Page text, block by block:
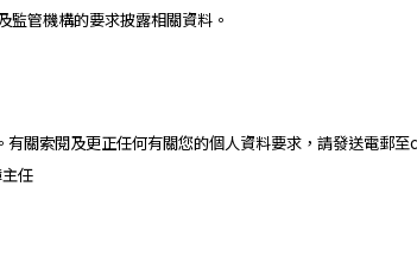
監管機構的要求披露相關資料。
關索閱及更正任何有關您的個人資料要求，請發送電郵
任